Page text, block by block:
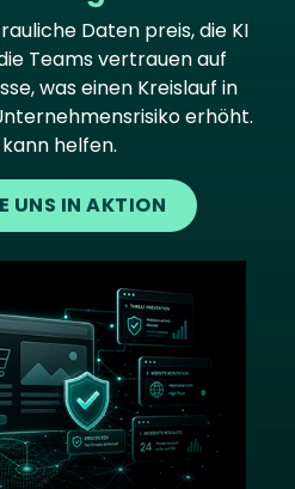
Daten preis, die KI
Teams vertrauen auf
was einen Kreislauf in
erhöht.
helfen.
UNS IN AKTION